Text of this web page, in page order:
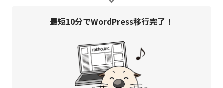
最短10分でWordPress移行完了！